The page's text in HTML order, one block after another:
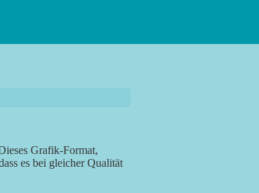
Grafik-Format,
es bei gleicher Qualität